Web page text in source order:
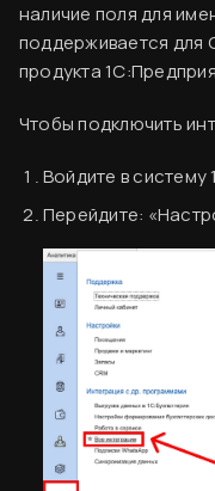
наличие поля для
поддерживается для
продукта
Чтобы подключить
Войдите в систему
Перейдите: